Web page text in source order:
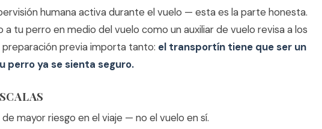
humana activa durante el vuelo — esta es la parte honesta.
a tu perro en medio del vuelo como un auxiliar de vuelo revisa a los
preparación previa importa tanto: el transportín tiene que ser un
perro ya se sienta seguro.
mayor riesgo en el viaje — no el vuelo en sí.